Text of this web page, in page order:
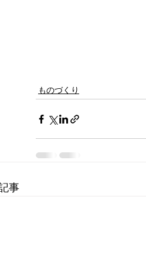
ものづくり
事